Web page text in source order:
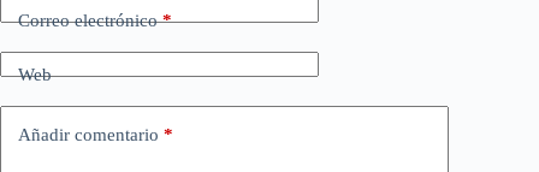
Correo electrónico*
Web
Añadir comentario *